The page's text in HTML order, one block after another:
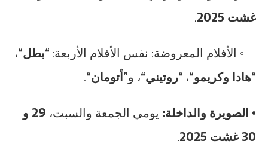
غشت 2025
.
◦ الأفلام المعروضة: نفس الأفلام الأربعة: “بطل“،
“هادا وكريمو“، “روتيني“، و”أتومان“.
• الصويرة والداخلة: يومي الجمعة والسبت،
29 و
30غشت 2025
.